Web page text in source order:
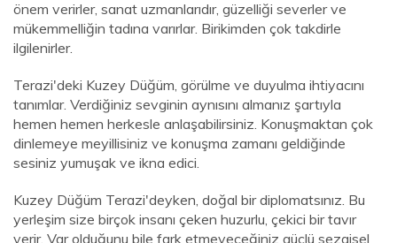
önem verirler, sanat uzmanlarıdır, güzelliği severler ve
mükemmelliğin tadına varırlar. Birikimden çok takdirle
ilgilenirler.
Terazi'deki Kuzey Düğüm, görülme ve duyulma ihtiyacını
tanımlar. Verdiğiniz sevginin aynısını almanız şartıyla
hemen hemen herkesle anlaşabilirsiniz. Konuşmaktan çok
dinlemeye meyillisiniz ve konuşma zamanı geldiğinde
sesiniz yumuşak ve ikna edici.
Kuzey Düğüm Terazi'deyken, doğal bir diplomatsınız. Bu
yerleşim size birçok insanı çeken huzurlu, çekici bir tavır
verir. Var olduğunu bile fark etmeyeceğiniz güçlü sezgisel